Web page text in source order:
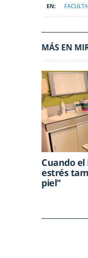
MÁS EN
Cuando
estrés
piel"